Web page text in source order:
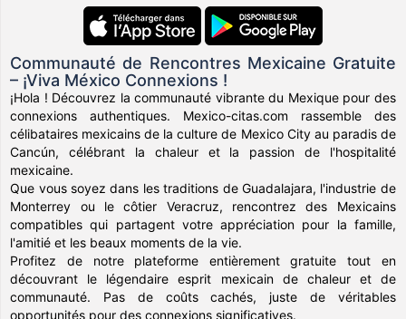
Communauté de Rencontres Mexicaine Gratuite
– ¡Viva México Connexions !
¡Hola ! Découvrez la communauté vibrante du Mexique pour des
connexions authentiques. Mexico-citas.com rassemble des
célibataires mexicains de la culture de Mexico City au paradis de
Cancún, célébrant la chaleur et la passion de l'hospitalité
mexicaine.
Que vous soyez dans les traditions de Guadalajara, l'industrie de
Monterrey ou le côtier Veracruz, rencontrez des Mexicains
compatibles qui partagent votre appréciation pour la famille,
l'amitié et les beaux moments de la vie.
Profitez de notre plateforme entièrement gratuite tout en
découvrant le légendaire esprit mexicain de chaleur et de
communauté. Pas de coûts cachés, juste de véritables
opportunités pour des connexions significatives.